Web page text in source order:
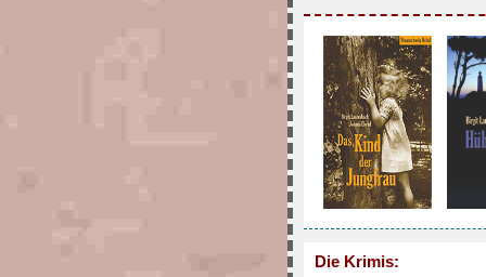
Die Krimis: